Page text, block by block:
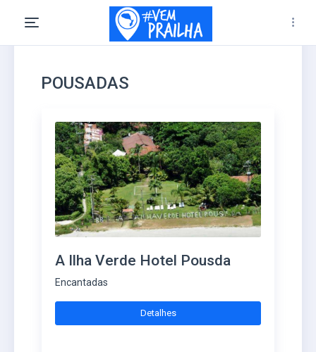
POUSADAS
A Ilha Verde Hotel Pousda
Encantadas
Detalhes